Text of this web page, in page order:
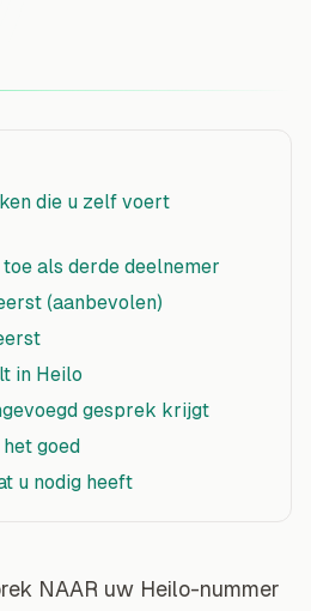
die u zelf voert
als derde deelnemer
(aanbevolen)
in Heilo
gesprek krijgt
goed
u nodig heeft
NAAR uw Heilo-nummer